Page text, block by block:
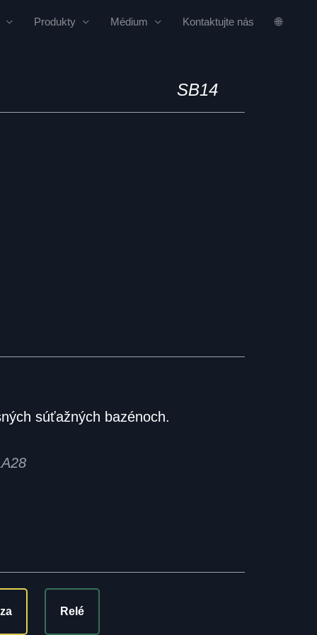
Produkty Médium Kontaktujte nás 🌐
SB14
súťažných bazénoch.
Relé